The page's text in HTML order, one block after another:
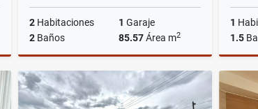
2 Habitaciones 1 Garaje
2 Baños 85.57Área m2
Venta
US$94,900
1
1.5